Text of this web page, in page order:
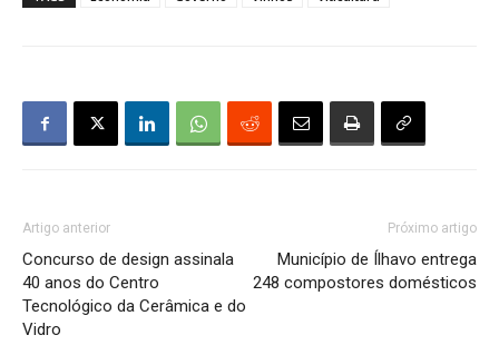
Artigo anterior
Concurso de design assinala
40 anos do Centro
Tecnológico da Cerâmica e do
Vidro
Próximo artigo
Município de Ílhavo entrega
248 compostores domésticos